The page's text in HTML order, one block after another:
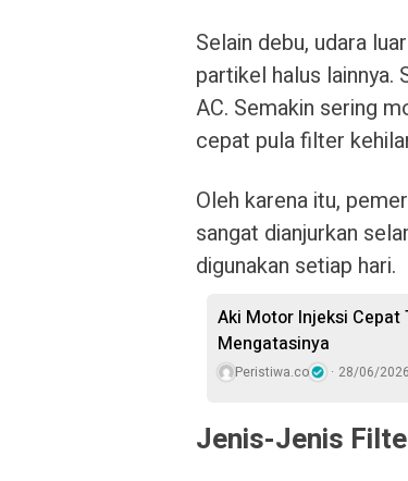
Selain debu, udara
partikel halus
AC. Semakin sering
cepat pula filter
Oleh karena itu,
sangat dianjurkan
digunakan setiap hari.
Aki Motor Injeksi Cepat
Mengatasinya
Peristiwa.co 28/06/2026
Jenis-Jenis